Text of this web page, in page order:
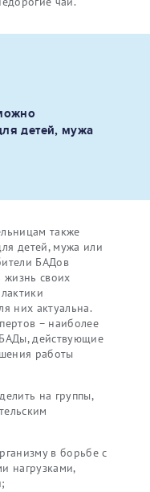
детей, мужа
также
детей, мужа или
БАДов
жизнь своих
них актуальна.
– наиболее
действующие
работы
на группы,
в борьбе с
нагрузками,